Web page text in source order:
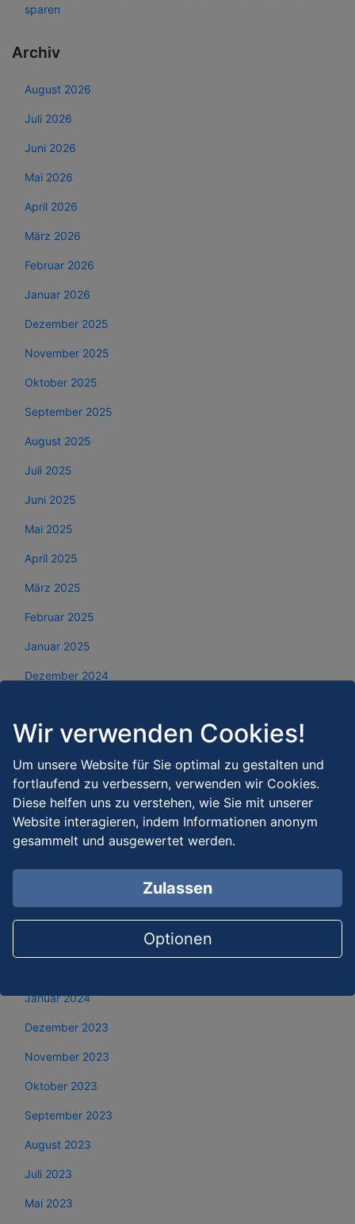
sparen
Archiv
August 2026
Juli 2026
Juni 2026
Mai 2026
April 2026
März 2026
Februar 2026
Januar 2026
Dezember 2025
November 2025
Oktober 2025
September 2025
August 2025
Juli 2025
Juni 2025
Mai 2025
April 2025
März 2025
Februar 2025
Januar 2025
Dezember 2024
Oktober 2024
September 2024
August 2024
Juli 2024
April 2024
Januar 2024
Dezember 2023
November 2023
Oktober 2023
September 2023
August 2023
Juli 2023
Mai 2023
Wir verwenden Cookies!
Um unsere Website für Sie optimal zu gestalten und
fortlaufend zu verbessern, verwenden wir Cookies.
Diese helfen uns zu verstehen, wie Sie mit unserer
Website interagieren, indem Informationen anonym
gesammelt und ausgewertet werden.
Zulassen
Optionen